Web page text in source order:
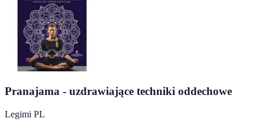
Pranajama - uzdrawiające techniki oddechowe
Legimi PL